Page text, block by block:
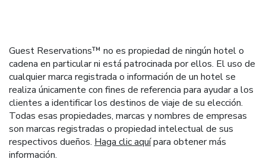
Guest Reservations™ no es propiedad de ningún hotel o
cadena en particular ni está patrocinada por ellos. El uso de
cualquier marca registrada o información de un hotel se
realiza únicamente con fines de referencia para ayudar a los
clientes a identificar los destinos de viaje de su elección.
Todas esas propiedades, marcas y nombres de empresas
son marcas registradas o propiedad intelectual de sus
respectivos dueños. Haga clic aquípara obtener más
información.